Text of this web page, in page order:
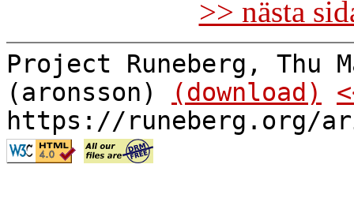
>> nästa
Project Runeberg, Thu
(aronsson)
(download)
https://runeberg.org/